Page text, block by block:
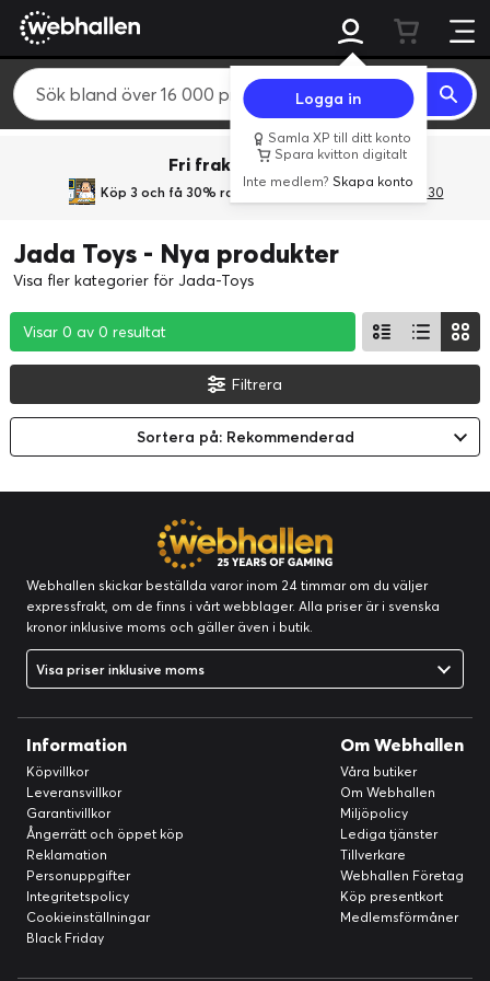
Logga in
Samla XP till ditt konto
Spara kvitton digitalt
Inte medlem?Skapa konto
Fri frakt över 800 kr.
Köp 3 och få 30% rabatt med rabattkoden 3Gives30
Jada Toys - Nya produkter
Visa fler kategorier för Jada-Toys
Visar 0 av 0 resultat
Visar 0 av 0 resultat
Visar 0 av 0 resultat
Filtrera
Sortera på: Rekommenderad
Webhallen skickar beställda varor inom 24 timmar om du väljer
expressfrakt, om de finns i vårt webblager. Alla priser är i svenska
kronor inklusive moms och gäller även i butik.
Visa priser inklusive moms
Information
Köpvillkor
Leveransvillkor
Garantivillkor
Ångerrätt och öppet köp
Reklamation
Personuppgifter
Integritetspolicy
Cookieinställningar
Black Friday
Om Webhallen
Våra butiker
Om Webhallen
Miljöpolicy
Lediga tjänster
Tillverkare
Webhallen Företag
Köp presentkort
Medlemsförmåner